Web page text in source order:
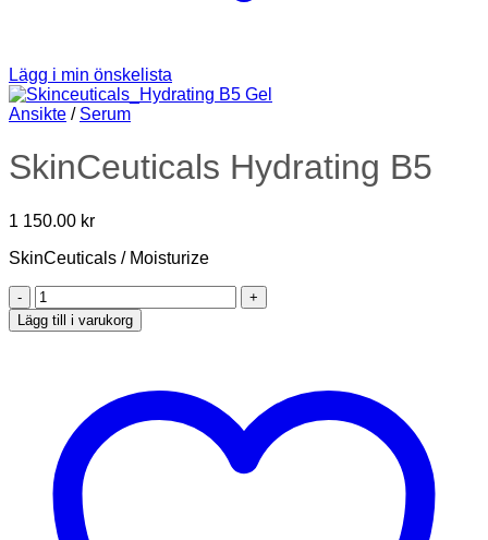
Lägg i min önskelista
Ansikte / Serum
SkinCeuticals Hydrating B5
1 150.00 kr
SkinCeuticals / Moisturize
SkinCeuticals
Hydrating
B5
Lägg till i varukorg